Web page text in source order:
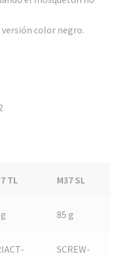
color negro.
TL M37 SL
85 g
SCREW-